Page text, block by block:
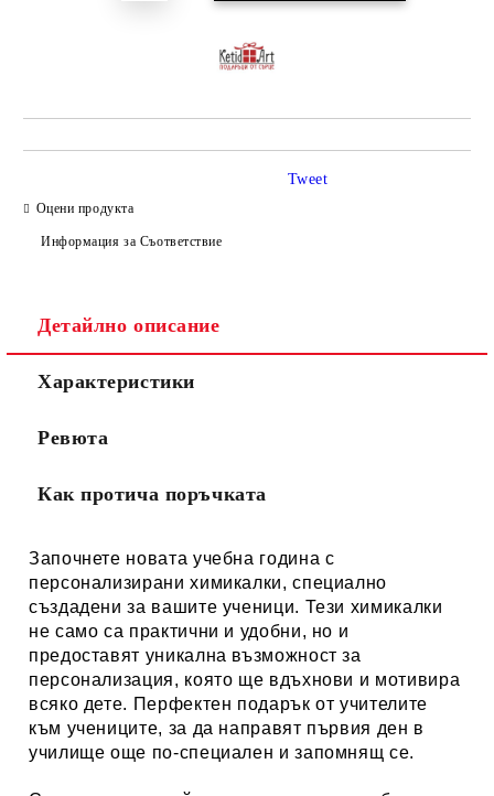
Оцени продукта
Информация за Съответствие
Tweet
Детайлно описание
Характеристики
Ревюта
Как протича поръчката
Започнете новата учебна година с
персонализирани химикалки, специално
създадени за вашите ученици. Тези химикалки
не само са практични и удобни, но и
предоставят уникална възможност за
персонализация, която ще вдъхнови и мотивира
всяко дете. Перфектен подарък от учителите
към учениците, за да направят първия ден в
училище още по-специален и запомнящ се.